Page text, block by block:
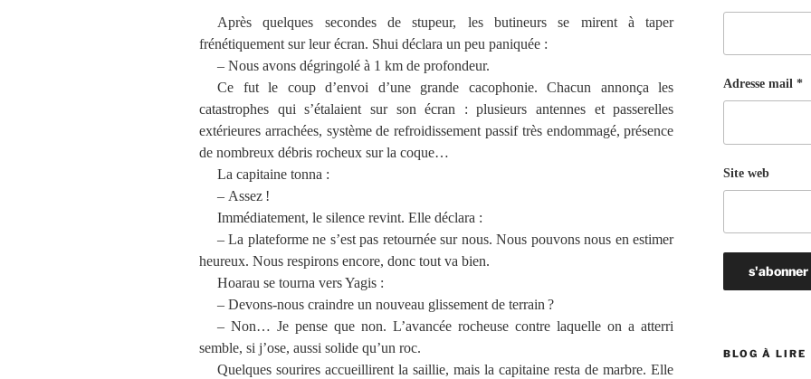
Après quelques secondes de stupeur, les butineurs se mirent à taper
frénétiquement sur leur écran. Shui déclara un peu paniquée :
– Nous avons dégringolé à 1 km de profondeur.
Ce fut le coup d’envoi d’une grande cacophonie. Chacun annonça les
catastrophes qui s’étalaient sur son écran : plusieurs antennes et passerelles
extérieures arrachées, système de refroidissement passif très endommagé, présence
de nombreux débris rocheux sur la coque…
La capitaine tonna :
– Assez !
Immédiatement, le silence revint. Elle déclara :
– La plateforme ne s’est pas retournée sur nous. Nous pouvons nous en estimer
heureux. Nous respirons encore, donc tout va bien.
Hoarau se tourna vers Yagis :
– Devons-nous craindre un nouveau glissement de terrain ?
– Non… Je pense que non. L’avancée rocheuse contre laquelle on a atterri
semble, si j’ose, aussi solide qu’un roc.
Quelques sourires accueillirent la saillie, mais la capitaine resta de marbre. Elle
Adresse mail *
Site web
BLOG À LIRE